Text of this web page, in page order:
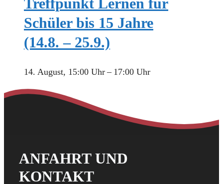
Schüler bis 15 Jahre
(14.8. – 25.9.)
14. August, 15:00 Uhr– 17:00 Uhr
ANFAHRT UND
KONTAKT